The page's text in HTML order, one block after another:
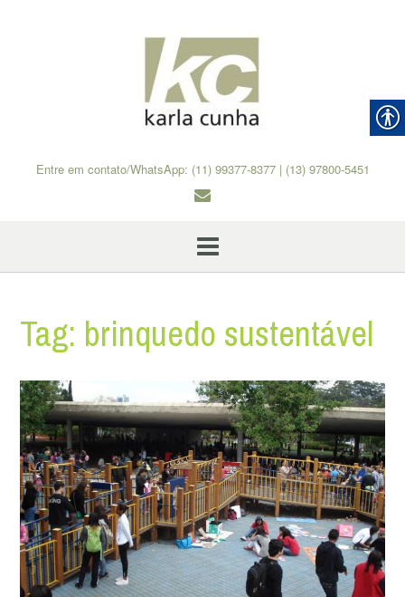
Entre em contato/WhatsApp: (11) 99377-8377 | (13) 97800-5451
Tag: brinquedo sustentável